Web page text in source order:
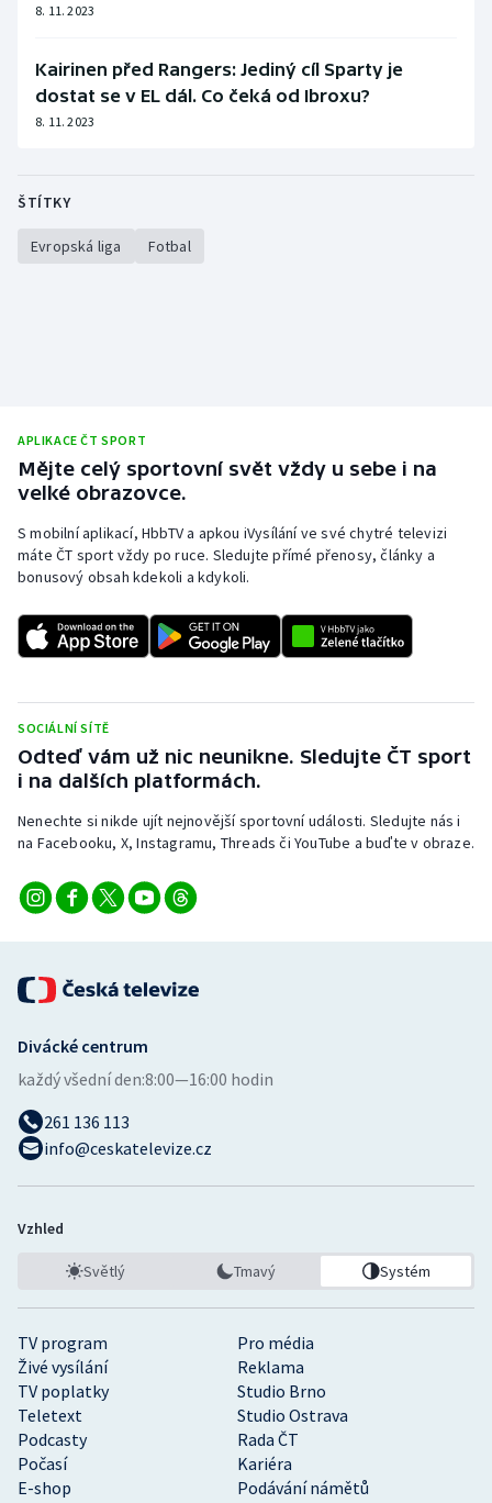
8. 11. 2023
Kairinen před Rangers: Jediný cíl Sparty je
dostat se v EL dál. Co čeká od Ibroxu?
8. 11. 2023
ŠTÍTKY
Evropská liga Fotbal
APLIKACE ČT SPORT
Mějte celý sportovní svět vždy u sebe i na
velké obrazovce.
S mobilní aplikací, HbbTV a apkou iVysílání ve své chytré televizi
máte ČT sport vždy po ruce. Sledujte přímé přenosy, články a
bonusový obsah kdekoli a kdykoli.
SOCIÁLNÍ SÍTĚ
Odteď vám už nic neunikne. Sledujte ČT sport
i na dalších platformách.
Nenechte si nikde ujít nejnovější sportovní události. Sledujte nás i
na Facebooku, X, Instagramu, Threads či YouTube a buďte v obraze.
TV program
Pro média
Živé vysílání
Reklama
TV poplatky
Studio Brno
Teletext
Studio Ostrava
Podcasty
Rada ČT
Počasí
Kariéra
E-shop
Podávání námětů
Divácké centrum
každý všední den:8:00—16:00 hodin
261 136 113
info@ceskatelevize.cz
Vzhled
Světlý Tmavý Systém